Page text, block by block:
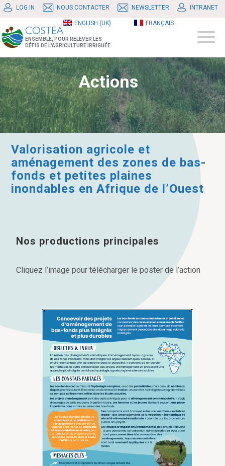
LOG IN NOUS CONTACTER NEWSLETTER INTRANET
ENGLISH (UK) FRANÇAIS
ENSEMBLE, POUR RELEVER LES
DÉFIS DE L'AGRICULTURE IRRIGUÉE
Actions
Valorisation agricole et
aménagement des zones de bas-
fonds et petites plaines
inondables en Afrique de l’Ouest
Nos productions principales
Cliquez l’image pour télécharger le poster de l’action